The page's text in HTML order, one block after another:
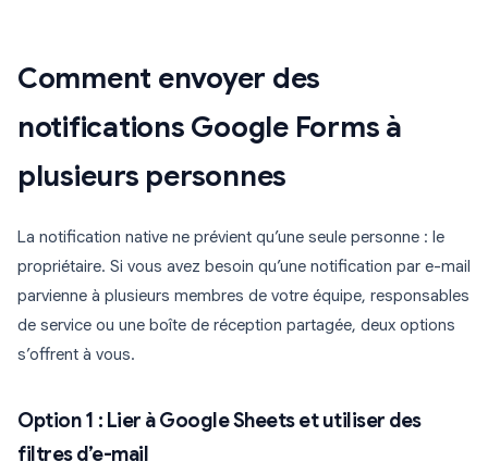
Comment envoyer des
notifications Google Forms à
plusieurs personnes
La notification native ne prévient qu’une seule personne : le
propriétaire. Si vous avez besoin qu’une notification par e-mail
parvienne à plusieurs membres de votre équipe, responsables
de service ou une boîte de réception partagée, deux options
s’offrent à vous.
Option 1 : Lier à Google Sheets et utiliser des
filtres d’e-mail